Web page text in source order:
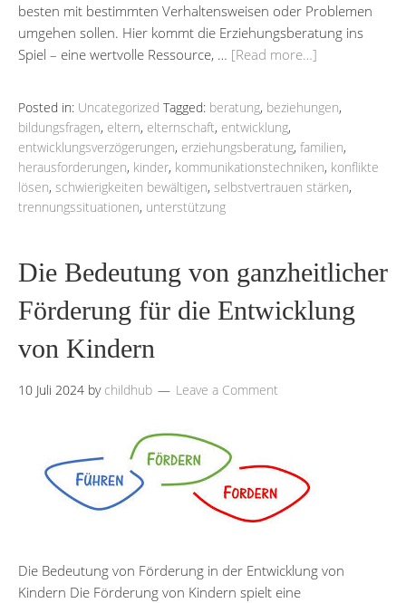
besten mit bestimmten Verhaltensweisen oder Problemen
umgehen sollen. Hier kommt die Erziehungsberatung ins
Spiel – eine wertvolle Ressource, … [Read more…]
Posted in: Uncategorized Tagged: beratung, beziehungen,
bildungsfragen, eltern, elternschaft, entwicklung,
entwicklungsverzögerungen, erziehungsberatung, familien,
herausforderungen, kinder, kommunikationstechniken, konflikte
lösen, schwierigkeiten bewältigen, selbstvertrauen stärken,
trennungssituationen, unterstützung
Die Bedeutung von ganzheitlicher
Förderung für die Entwicklung
von Kindern
10 Juli 2024 by childhub Leave a Comment
Die Bedeutung von Förderung in der Entwicklung von
Kindern Die Förderung von Kindern spielt eine